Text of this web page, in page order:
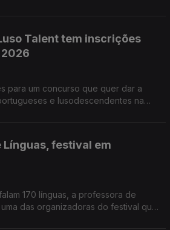
Talent tem inscrições
para um concurso que quer dar a
e lusodescendentes na
Línguas, festival em
170 línguas, a professora de
das organizadoras do festival que